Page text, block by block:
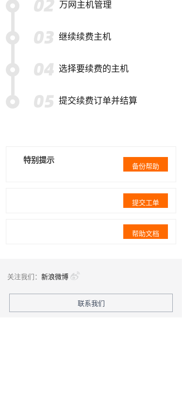
万网主机管理
继续续费主机
选择要续费的主机
提交续费订单并结算
特别提示
备份帮助
提交工单
帮助文档